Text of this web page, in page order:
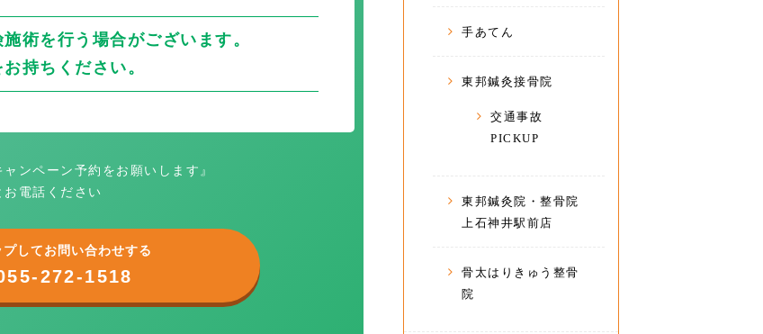
術を行う場合がございます。
持ちください。
ャンペーン予約をお願いします』
お電話ください
プしてお問い合わせする
272-1518
手あてん
東邦鍼灸接骨院
交通事故
PICKUP
東邦鍼灸院・整骨院
上石神井駅前店
骨太はりきゅう整骨
院